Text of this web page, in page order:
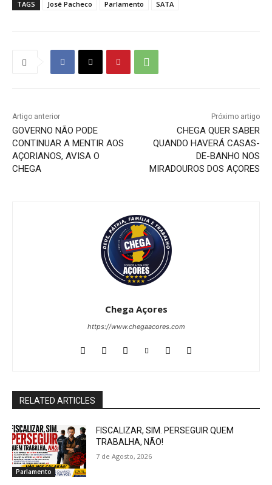
TAGS José Pacheco Parlamento SATA
Artigo anterior
GOVERNO NÃO PODE
CONTINUAR A MENTIR AOS
AÇORIANOS, AVISA O
CHEGA
Próximo artigo
CHEGA QUER SABER
QUANDO HAVERÁ CASAS-
DE-BANHO NOS
MIRADOUROS DOS AÇORES
Chega Açores
https://www.chegaacores.com
RELATED ARTICLES
Parlamento
FISCALIZAR, SIM. PERSEGUIR QUEM
TRABALHA, NÃO!
7 de Agosto, 2026